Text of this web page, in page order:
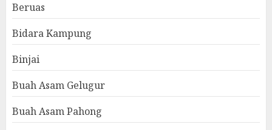
Beruas
Bidara Kampung
Binjai
Buah Asam Gelugur
Buah Asam Pahong